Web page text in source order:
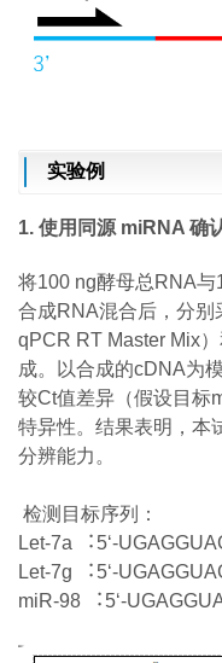
实验例
1. 使用同源 miRNA 确
将100 ng酵母总RNA
合成RNA混合后，分
qPCR RT Master Mix
成。以合成的cDNA为
较Ct值差异（假设目标
特异性。结果表明，本
分辨能力。
检测目标序列：
Let-7a ︓5ʻ-
Let-7g ︓5ʻ-
miR-98 ︓5ʻ-